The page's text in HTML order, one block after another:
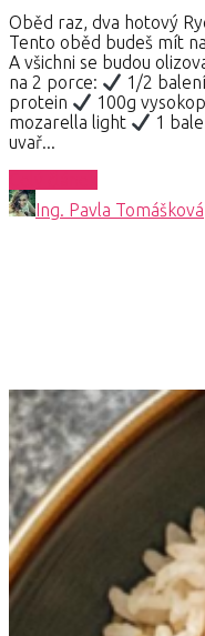
Oběd raz, dva hotový
Tento oběd budeš mít
A všichni se budou
na 2 porce:
1/2
protein
100g
mozarella light
1
uvař...
Ing. Pavla Tomášková